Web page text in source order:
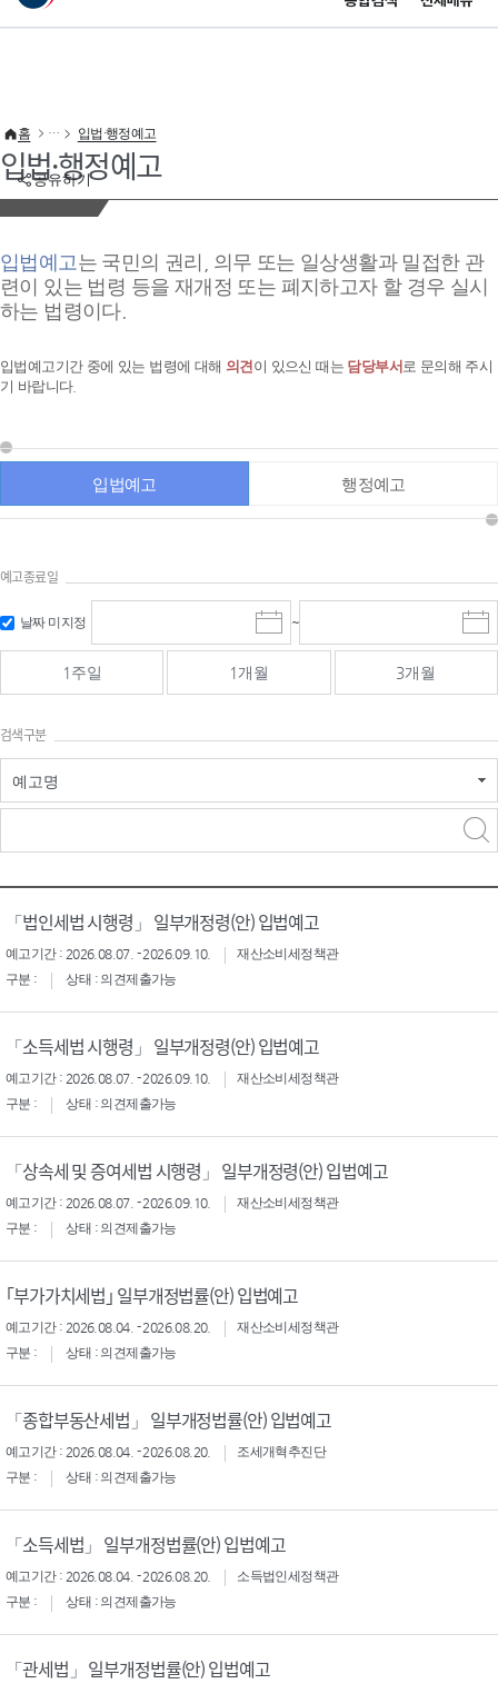
이 누리집은 대한민국 공식 전자정부 누리집입니다.
공유하기
홈 입법·행정예고
입법·행정예고
입법예고는 국민의 권리, 의무 또는 일상생활과 밀접한 관
련이 있는 법령 등을 재개정 또는 폐지하고자 할 경우 실시
하는 법령이다.
입법예고기간 중에 있는 법령에 대해 의견이 있으신 때는 담당부서 로 문의해 주시
기 바랍니다.
입법예고 행정예고
예고종료일
날짜 미지정
시
작
일
선
~
종
료
선
1주일 1개월 3개월
검색구분
예고명
「법인세법 시행령」 일부개정령(안) 입법예고
예고기간 : 2026.08.07. - 2026.09.10.
재산소비세정책관
구분 :
상태 : 의견제출가능
「소득세법 시행령」 일부개정령(안) 입법예고
예고기간 : 2026.08.07. - 2026.09.10.
재산소비세정책관
구분 :
상태 : 의견제출가능
「상속세 및 증여세법 시행령」 일부개정령(안) 입법예고
예고기간 : 2026.08.07. - 2026.09.10.
재산소비세정책관
구분 :
상태 : 의견제출가능
｢부가가치세법｣ 일부개정법률(안) 입법예고
예고기간 : 2026.08.04. - 2026.08.20.
재산소비세정책관
구분 :
상태 : 의견제출가능
「종합부동산세법」 일부개정법률(안) 입법예고
예고기간 : 2026.08.04. - 2026.08.20.
조세개혁추진단
구분 :
상태 : 의견제출가능
「소득세법」 일부개정법률(안) 입법예고
예고기간 : 2026.08.04. - 2026.08.20.
소득법인세정책관
구분 :
상태 : 의견제출가능
「관세법」 일부개정법률(안) 입법예고